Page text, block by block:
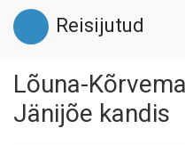
Liigu
edasi
põhisisu
Reisijutud
Lõuna-
Jänijõe kandis